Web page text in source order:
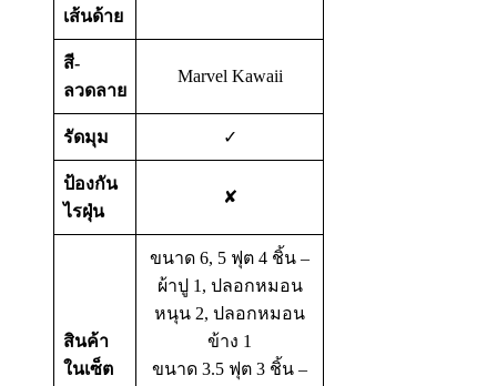
เส้นด้าย
สี-
ลวดลาย
Marvel Kawaii
รัดมุม ✓
ป้องกัน
ไรฝุ่น
✘
สินค้า
ในเซ็ต
ขนาด 6, 5 ฟุต 4 ชิ้น –
ผ้าปู 1, ปลอกหมอน
หนุน 2, ปลอกหมอน
ข้าง 1
ขนาด 3.5 ฟุต 3 ชิ้น –